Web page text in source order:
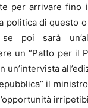
per arrivare fino
politica di questo
poi sarà
un “Patto per il
un’intervista
il